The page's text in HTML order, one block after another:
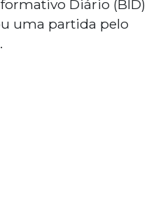
Diário (BID)
uma partida pelo